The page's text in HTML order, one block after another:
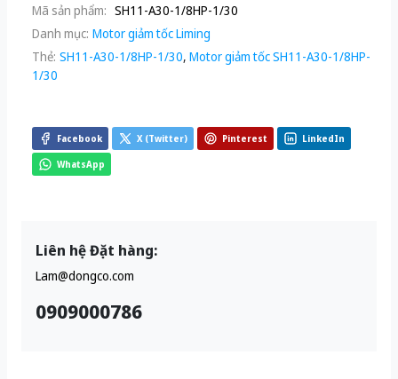
Mã sản phẩm: SH11-A30-1/8HP-1/30
Danh mục: Motor giảm tốc Liming
Thẻ: SH11-A30-1/8HP-1/30, Motor giảm tốc SH11-A30-1/8HP-
1/30
Facebook X (Twitter) Pinterest LinkedIn
WhatsApp
Liên hệ Đặt hàng:
Lam@dongco.com
0909000786